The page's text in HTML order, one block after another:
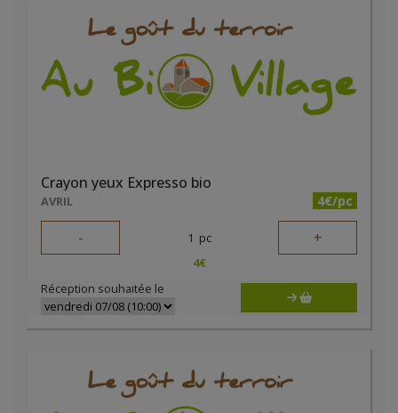
Crayon yeux Expresso bio
AVRIL 4€/pc
- 1 pc +
4€
Réception souhaitée le